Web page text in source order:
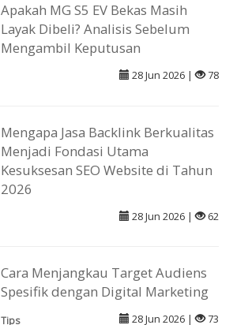
Apakah MG S5 EV Bekas Masih
Layak Dibeli? Analisis Sebelum
Mengambil Keputusan
28 Jun 2026 | 78
Mengapa Jasa Backlink Berkualitas
Menjadi Fondasi Utama
Kesuksesan SEO Website di Tahun
2026
28 Jun 2026 | 62
Cara Menjangkau Target Audiens
Spesifik dengan Digital Marketing
Tips 28 Jun 2026 | 73